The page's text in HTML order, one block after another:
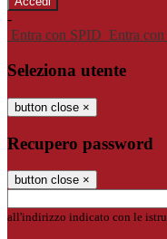
-
Entra con SPID Entra
Seleziona utente
button close ×
Recupero password
button close ×
all'indirizzo indicato con le